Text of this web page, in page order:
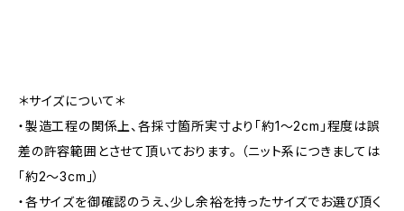
＊サイズについて＊
・製造工程の関係上、各採寸箇所実寸より「約1～2cm」程度は誤
差の許容範囲とさせて頂いております。 （ニット系につきましては
「約2～3cm」）
・各サイズを御確認のうえ、少し余裕を持ったサイズでお選び頂く